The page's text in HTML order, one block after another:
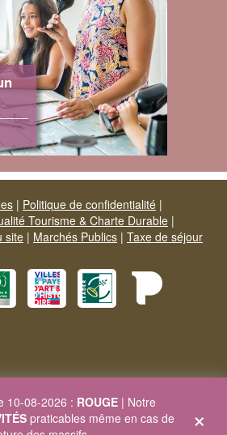
| Politique de confidentialité |
Tourisme & Charte Durable |
site | Marchés Publics | Taxe de séjour
BRIGNOLES - Tél. 04 94 72 04 21
- Site séjour :
×
10-08-2026 : ROUGE | Notre
praticables même en cas de